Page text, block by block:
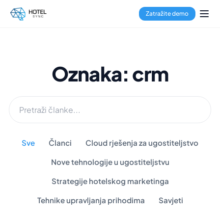
Zatražite demo
Oznaka: crm
Sve Članci Cloud rješenja za ugostiteljstvo
Nove tehnologije u ugostiteljstvu
Strategije hotelskog marketinga
Tehnike upravljanja prihodima Savjeti